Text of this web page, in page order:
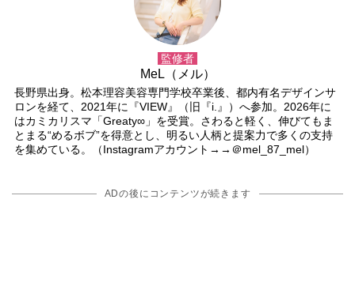
監修者
MeL（メル）
長野県出身。松本理容美容専門学校卒業後、都内有名デザインサ
ロンを経て、2021年に『VIEW』（旧『i.』）へ参加。2026年に
はカミカリスマ「Greaty∞」を受賞。さわると軽く、伸びてもま
とまる“めるボブ”を得意とし、明るい人柄と提案力で多くの支持
を集めている。（Instagramアカウント→→＠mel_87_mel）
ADの後にコンテンツが続きます